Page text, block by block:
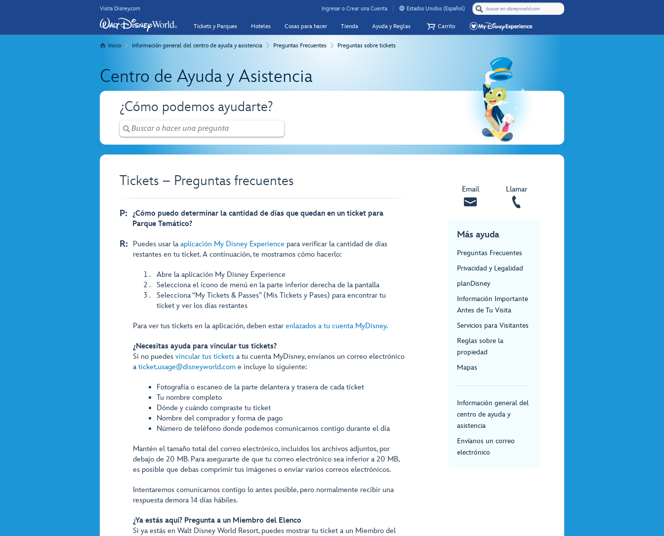
Visita Disney.com Ingresar o Crear una Cuenta Estados Unidos (Español)
Tickets y Parques Hoteles Cosas para hacer Tienda Ayuda y Reglas Carrito
Inicio Información general del centro de ayuda y asistencia Preguntas Frecuentes Preguntas sobre tickets
Centro de Ayuda y Asistencia
¿Cómo podemos ayudarte?
Tickets – Preguntas frecuentes
P: ¿Cómo puedo determinar la cantidad de días que quedan en un ticket para
Parque Temático?
R: Puedes usar la aplicación My Disney Experience para verificar la cantidad de días
restantes en tu ticket. A continuación, te mostramos cómo hacerlo:
Abre la aplicación My Disney Experience
Selecciona el ícono de menú en la parte inferior derecha de la pantalla
Selecciona “My Tickets & Passes” (Mis Tickets y Pases) para encontrar tu
ticket y ver los días restantes
Para ver tus tickets en la aplicación, deben estar enlazados a tu cuenta MyDisney.
¿Necesitas ayuda para vincular tus tickets?
Si no puedes vincular tus tickets a tu cuenta MyDisney, envíanos un correo electrónico
a ticket.usage@disneyworld.com e incluye lo siguiente:
Fotografía o escaneo de la parte delantera y trasera de cada ticket
Tu nombre completo
Dónde y cuándo compraste tu ticket
Nombre del comprador y forma de pago
Número de teléfono donde podemos comunicarnos contigo durante el día
Mantén el tamaño total del correo electrónico, incluidos los archivos adjuntos, por
debajo de 20 MB. Para asegurarte de que tu correo electrónico sea inferior a 20 MB,
es posible que debas comprimir tus imágenes o enviar varios correos electrónicos.
Intentaremos comunicarnos contigo lo antes posible, pero normalmente recibir una
respuesta demora 14 días hábiles.
¿Ya estás aquí? Pregunta a un Miembro del Elenco
Si ya estás en Walt Disney World Resort, puedes mostrar tu ticket a un Miembro del
Email Llamar
Más ayuda
Preguntas Frecuentes
Privacidad y Legalidad
planDisney
Información Importante
Antes de Tu Visita
Servicios para Visitantes
Reglas sobre la
propiedad
Mapas
Información general del
centro de ayuda y
asistencia
Envíanos un correo
electrónico